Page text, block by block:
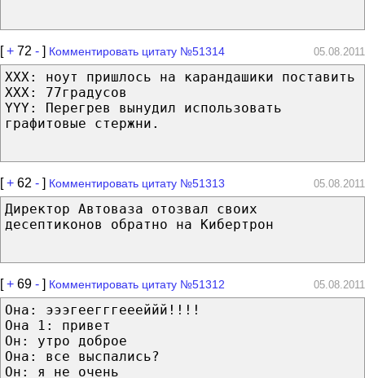
[+ 72 - ] Комментировать цитату №51314 05.08.2011
XXX: ноут пришлось на карандашики поставить
XXX: 77градусов
YYY: Перегрев вынудил использовать
графитовые стержни.
[+ 62 - ] Комментировать цитату №51313 05.08.2011
Директор Автоваза отозвал своих
десептиконов обратно на Кибертрон
[+ 69 - ] Комментировать цитату №51312 05.08.2011
Она: эээгеегггеееййй!!!!
Она 1: привет
Он: утро доброе
Она: все выспались?
Он: я не очень